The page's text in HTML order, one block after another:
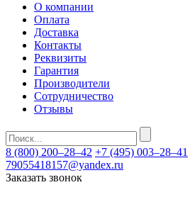
О компании
Оплата
Доставка
Контакты
Реквизиты
Гарантия
Производители
Сотрудничество
Отзывы
8 (800) 200–28–42 +7 (495) 003–28–41
79055418157@yandex.ru
Заказать звонок